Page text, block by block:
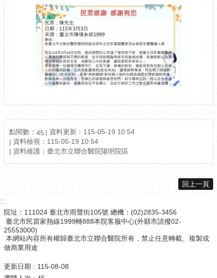
點閱數： 45
資料更新：115-05-19 10:54
資料檢視：115-05-19 10:54
資料維護：臺北市立聯合醫院陽明院區
回上一頁
:::
院址：111024 臺北市雨聲街105號 總機：(02)2835-3456
臺北市民當家熱線1999轉888本院客服中心(外縣市請撥02-
25553000)
本網站內容所有權歸臺北市立聯合醫院所有，禁止任意轉載、複製或
做商業用途
更新日期
115-08-08